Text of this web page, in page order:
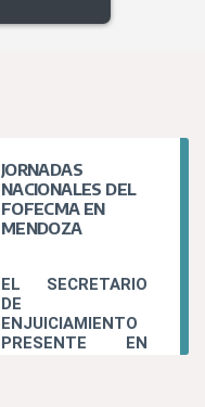
JORNADAS
NACIONALES DEL
FOFECMA EN
MENDOZA
EL SECRETARIO
DE
ENJUICIAMIENTO
PRESENTE EN